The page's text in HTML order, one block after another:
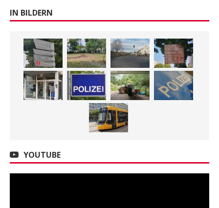
IN BILDERN
YOUTUBE